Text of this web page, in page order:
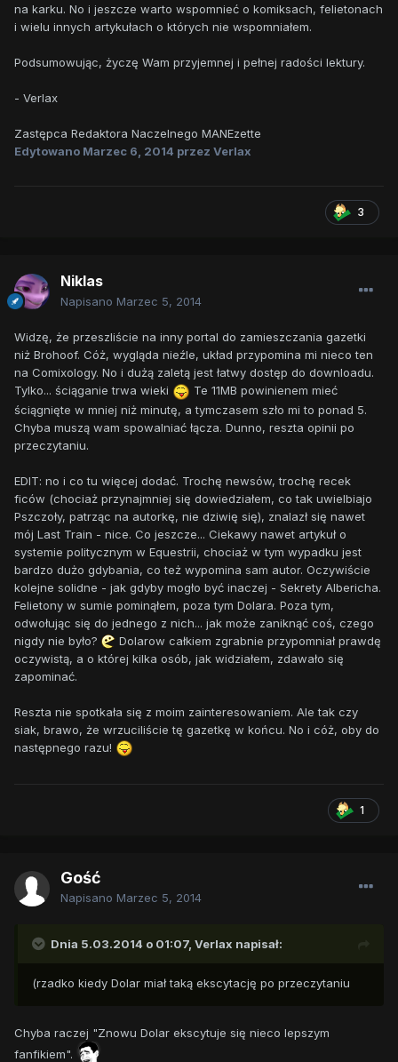
na karku. No i jeszcze warto wspomnieć o komiksach, felietonach
i wielu innych artykułach o których nie wspomniałem.
Podsumowując, życzę Wam przyjemnej i pełnej radości lektury.
- Verlax
Zastępca Redaktora Naczelnego MANEzette
Edytowano Marzec 6, 2014 przez Verlax
3
Niklas
Napisano Marzec 5, 2014
Widzę, że przeszliście na inny portal do zamieszczania gazetki
niż Brohoof. Cóż, wygląda nieźle, układ przypomina mi nieco ten
na Comixology. No i dużą zaletą jest łatwy dostęp do downloadu.
Tylko... ściąganie trwa wieki
Te 11MB powinienem mieć
ściągnięte w mniej niż minutę, a tymczasem szło mi to ponad 5.
Chyba muszą wam spowalniać łącza. Dunno, reszta opinii po
przeczytaniu.
EDIT: no i co tu więcej dodać. Trochę newsów, trochę recek
ficów (chociaż przynajmniej się dowiedziałem, co tak uwielbiajo
Pszczoły, patrząc na autorkę, nie dziwię się), znalazł się nawet
mój Last Train - nice. Co jeszcze... Ciekawy nawet artykuł o
systemie politycznym w Equestrii, chociaż w tym wypadku jest
bardzo dużo gdybania, co też wypomina sam autor. Oczywiście
kolejne solidne - jak gdyby mogło być inaczej - Sekrety Albericha.
Felietony w sumie pominąłem, poza tym Dolara. Poza tym,
odwołując się do jednego z nich... jak może zaniknąć coś, czego
nigdy nie było?
Dolarow całkiem zgrabnie przypomniał prawdę
oczywistą, a o której kilka osób, jak widziałem, zdawało się
zapominać.
Reszta nie spotkała się z moim zainteresowaniem. Ale tak czy
siak, brawo, że wrzuciliście tę gazetkę w końcu. No i cóż, oby do
następnego razu!
1
Gość
Napisano Marzec 5, 2014
Dnia 5.03.2014 o 01:07, Verlax napisał:
(rzadko kiedy Dolar miał taką ekscytację po przeczytaniu
Chyba raczej "Znowu Dolar ekscytuje się nieco lepszym
fanfikiem".